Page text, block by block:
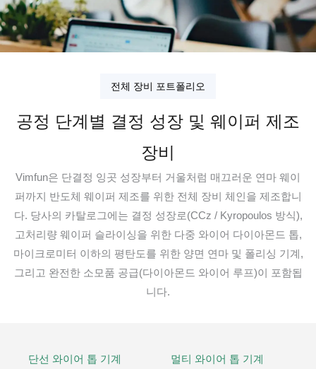
전체 장비 포트폴리오
공정 단계별 결정 성장 및 웨이퍼 제조
장비
Vimfun은 단결정 잉곳 성장부터 거울처럼 매끄러운 연마 웨이
퍼까지 반도체 웨이퍼 제조를 위한 전체 장비 체인을 제조합니
다. 당사의 카탈로그에는 결정 성장로(CCz / Kyropoulos 방식),
고처리량 웨이퍼 슬라이싱을 위한 다중 와이어 다이아몬드 톱,
마이크로미터 이하의 평탄도를 위한 양면 연마 및 폴리싱 기계,
그리고 완전한 소모품 공급(다이아몬드 와이어 루프)이 포함됩
니다.
단선 와이어 톱 기계 멀티 와이어 톱 기계